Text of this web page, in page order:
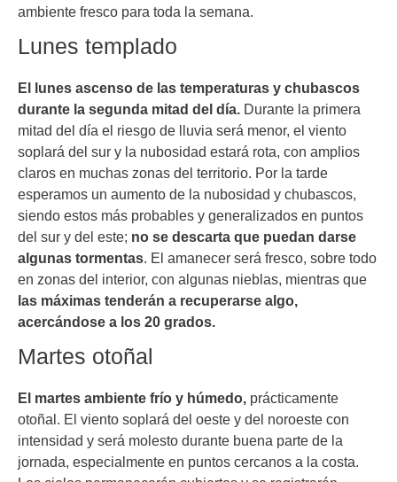
ambiente fresco para toda la semana.
Lunes templado
El lunes ascenso de las temperaturas y chubascos
durante la segunda mitad del día. Durante la primera
mitad del día el riesgo de lluvia será menor, el viento
soplará del sur y la nubosidad estará rota, con amplios
claros en muchas zonas del territorio. Por la tarde
esperamos un aumento de la nubosidad y chubascos,
siendo estos más probables y generalizados en puntos
del sur y del este; no se descarta que puedan darse
algunas tormentas. El amanecer será fresco, sobre todo
en zonas del interior, con algunas nieblas, mientras que
las máximas tenderán a recuperarse algo,
acercándose a los 20 grados.
Martes otoñal
El martes ambiente frío y húmedo, prácticamente
otoñal. El viento soplará del oeste y del noroeste con
intensidad y será molesto durante buena parte de la
jornada, especialmente en puntos cercanos a la costa.